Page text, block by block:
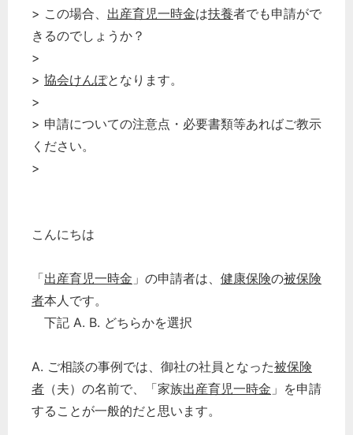
> この場合、 出産育児一時金は扶養者でも申請がで
きるのでしょうか？
>
> 協会けんぽとなります。
>
> 申請についての注意点・必要書類等あればご教示
ください。
>
こんにちは
「出産育児一時金 」の申請者は、 健康保険の被保険
者本人です。
下記 A. B. どちらかを選択
A. ご相談の事例では、御社の社員となった被保険
者 （夫）の名前で、「家族出産育児一時金 」を申請
することが一般的だと思います。